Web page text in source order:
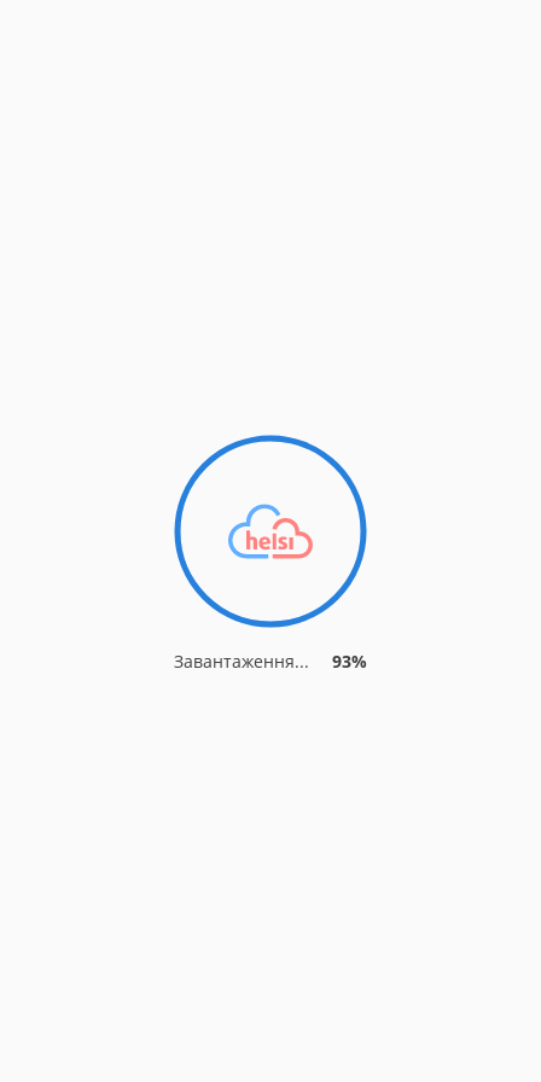
Завантаження... 93%